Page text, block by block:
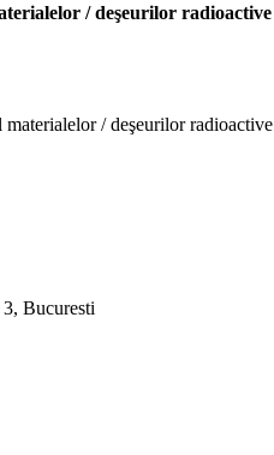
/ deşeurilor radioactive
/ deşeurilor radioactive
Bucuresti